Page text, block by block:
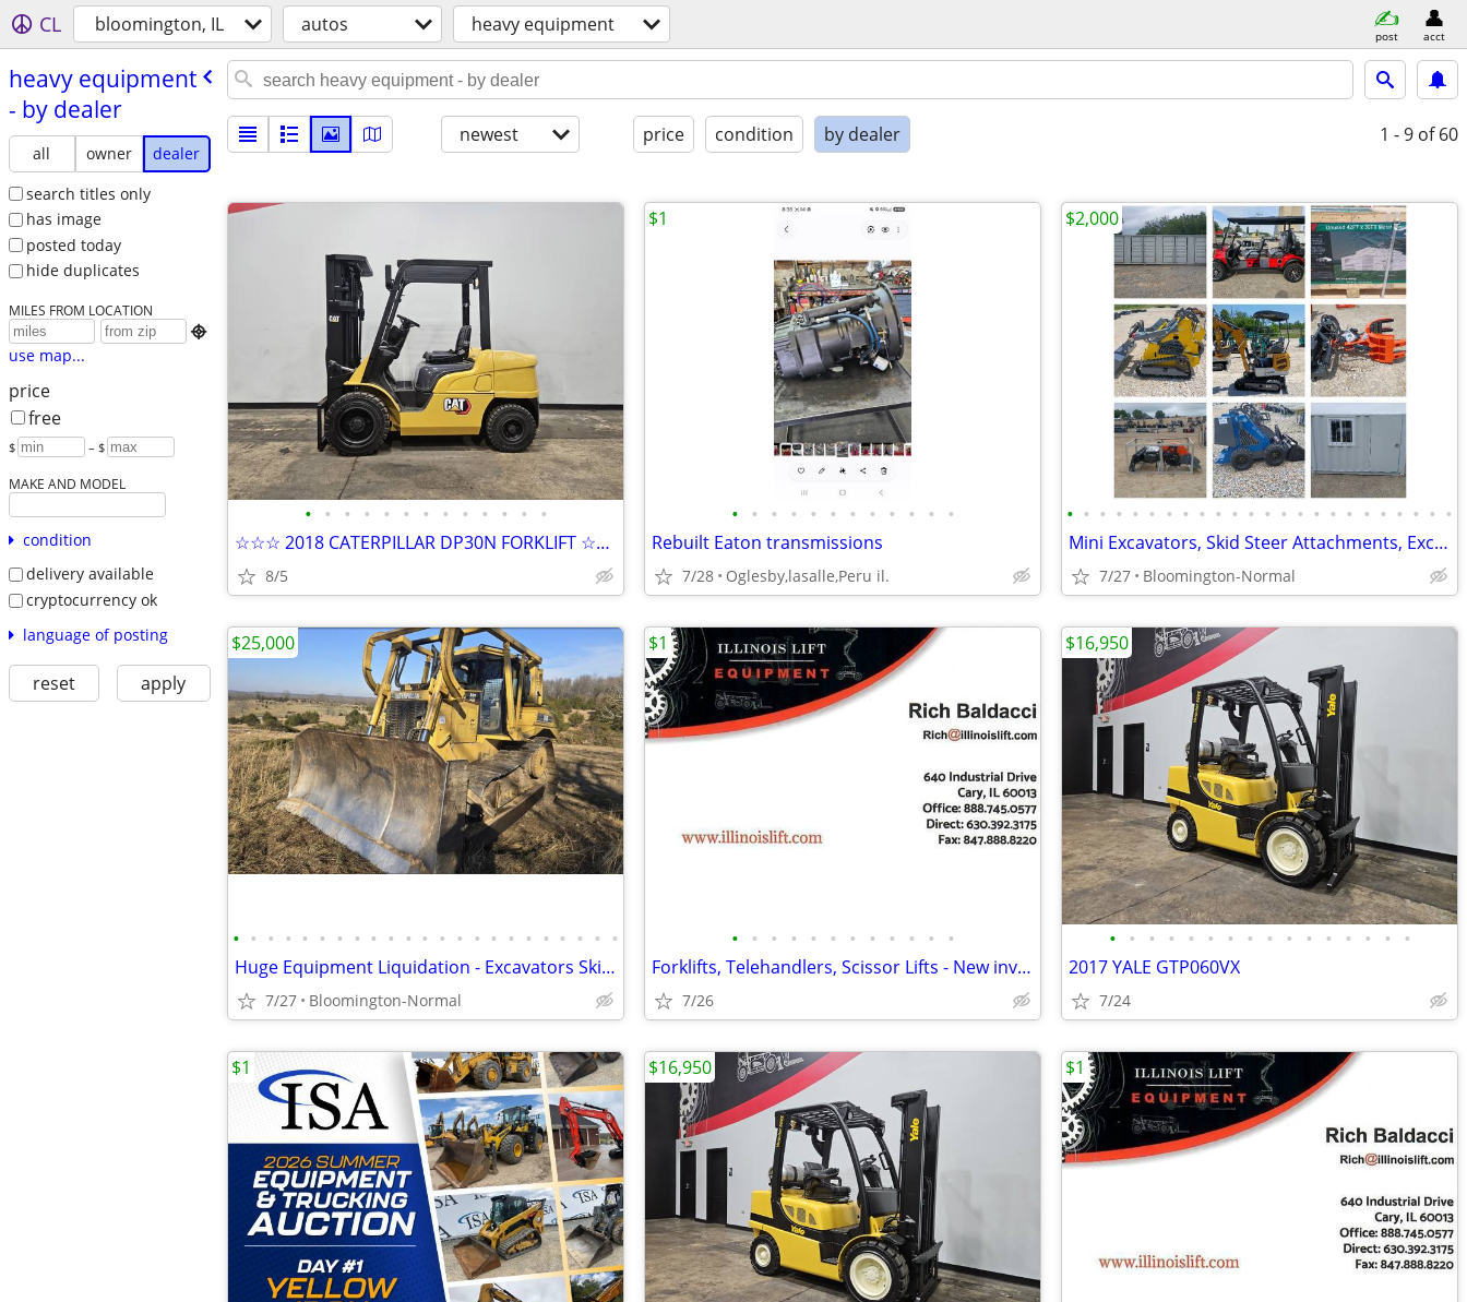
CL bloomington, IL autos heavy equipment post acct
heavy equipment
- by dealer
all owner
dealer
search titles only
has image
posted today
hide duplicates
MILES FROM LOCATION

use map...
price
free
$ – $
MAKE AND MODEL
condition
delivery available
cryptocurrency ok
language of posting
reset apply
newest price condition by dealer 1 - 9 of 60
• • • • • • • • • • • • •
☆☆☆ 2018 CATERPILLAR DP30N FORKLIFT ☆☆☆
8/5
• • • • • • • • • • • •
Rebuilt Eaton transmissions
7/28 Oglesby,lasalle,Peru il.
$1
• • • • • • • • • • • • • • • • • • • • • • • •
Mini Excavators, Skid Steer Attachments, Excavator Attachments
7/27 Bloomington-Normal
$2,000
• • • • • • • • • • • • • • • • • • • • • • •
Huge Equipment Liquidation - Excavators Skid Steers Dump Truck Trailer
7/27 Bloomington-Normal
$25,000
• • • • • • • • • • • •
Forklifts, Telehandlers, Scissor Lifts - New inventory updated daily
7/26
$1
• • • • • • • • • • • • • • • •
2017 YALE GTP060VX
7/24
$16,950
$1 $16,950 $1